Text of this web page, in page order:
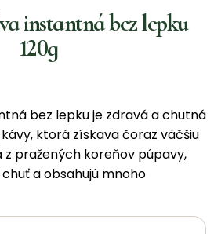
instantná bez lepku
120g
bez lepku je zdravá a chutná
ktorá získava čoraz väčšiu
z pražených koreňov púpavy,
a obsahujú mnoho